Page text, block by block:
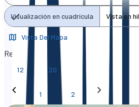
Visualización en cuadrícula Vista en
Vista Del Mapa
Resultados por página
12 20
1 2